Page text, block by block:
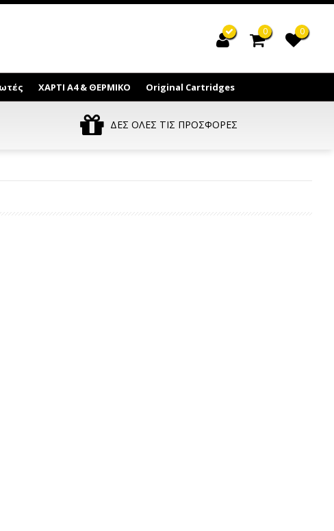
0 0
ΧΑΡΤΙ Α4 & ΘΕΡΜΙΚΟ Original Cartridges
ΔΕΣ ΟΛΕΣ ΤΙΣ ΠΡΟΣΦΟΡΕΣ